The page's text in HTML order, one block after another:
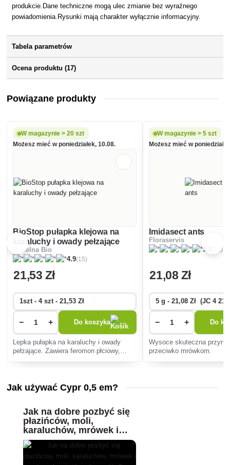
produkcie.Dane techniczne mogą ulec zmianie bez wyraźnego
powiadomienia.Rysunki mają charakter wyłącznie informacyjny.
Tabela parametrów
Ocena produktu (17)
Powiązane produkty
W magazynie > 20 szt
Możesz mieć w poniedziałek, 10.08.
BioStop pułapka klejowa na
karaluchy i owady pełzające
Bábolna Bio
4.9(15)
21,53 Zł
− + Do koszyka
Lepka pułapka na karaluchy i owady
pełzające. Zawiera feromon płciowy,
W magazynie > 5 szt
Możesz mieć w
Imidasect ants
Floraservis
5.0
(11)
21,08 Zł
− + Do
Wysoce skuteczna
przeciwko mrówkom.
Jak używać Cypr 0,5 em?
Jak na dobre pozbyć się
płazińców, moli,
karaluchów, mrówek i
innych uciążliwych
owadów?